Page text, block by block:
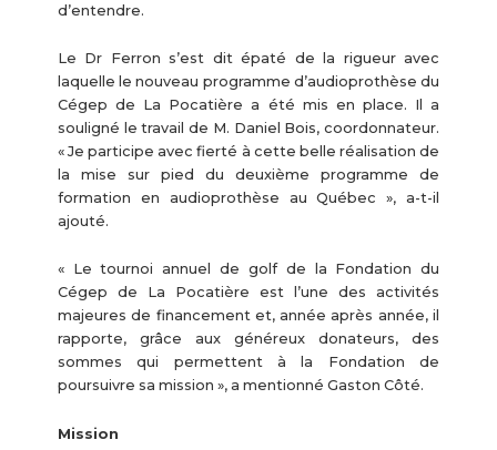
d’entendre.
Le Dr Ferron s’est dit épaté de la rigueur avec
laquelle le nouveau programme d’audioprothèse du
Cégep de La Pocatière a été mis en place. Il a
souligné le travail de M. Daniel Bois, coordonnateur.
« Je participe avec fierté à cette belle réalisation de
la mise sur pied du deuxième programme de
formation en audioprothèse au Québec », a-t-il
ajouté.
« Le tournoi annuel de golf de la Fondation du
Cégep de La Pocatière est l’une des activités
majeures de financement et, année après année, il
rapporte, grâce aux généreux donateurs, des
sommes qui permettent à la Fondation de
poursuivre sa mission », a mentionné Gaston Côté.
Mission